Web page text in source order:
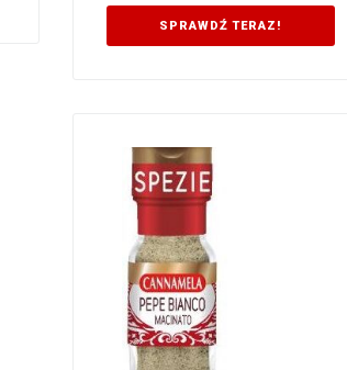
SPRAWDŹ TERAZ!